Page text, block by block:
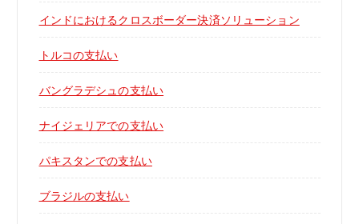
インドにおけるクロスボーダー決済ソリューション
トルコの支払い
バングラデシュの支払い
ナイジェリアでの支払い
パキスタンでの支払い
ブラジルの支払い